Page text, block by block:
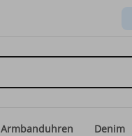
Armbanduhren Denim